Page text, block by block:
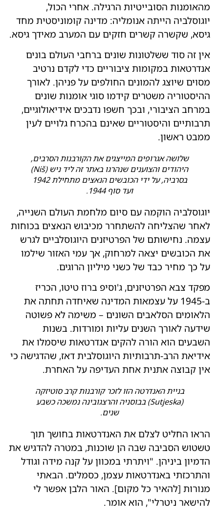
מהאומנות הסובייטיות הרגילה. אחרי הכול,
יוגוסלביה הייתה אנומליה: מדינה קומוניסטית מחד
גיסא, שקשרה קשרים חזקים עם המערב מאידך גיסא.
אין זה סוד ששלטונות שונים ברחבי העולם בונים
אנדרטאות במקומות ציבוריים כדי לקדם נרטיב
מסוים שיוצג להמונים החולפים על פניהן. לאורך
ההיסטוריה משטרים קידמו סוגי אומנות שונים
במרחב הציבורי, ובכך חשפו נדבכים אידיאולוגיים,
תרבותיים והיסטוריים שאינם בהכרח גלויים לעין
ממבט ראשון.
שלושה אגרופים המייצגים את הקורבנות הסרבים,
היהודים והצוענים שנהרגו באתר זה ליד ניש (Niš)
בסרביה, על ידי הכובשים הנאצים מתחילת 1942
ועד סוף 1944.
יוגוסלביה הוקמה עם סיום מלחמת העולם השנייה,
לאחר שהצליחה להשתחרר מכיבוש הנאצים בכוחות
עצמה. נחישותם של הפרטיזנים היוגוסלביים לגרש
את הכובשים יצאה למרחוק, אך עמי האזור שילמו
על כך מחיר כבד של כשני מיליון הרוגים.
מפקד צבא הפרטיזנים, ג'וסיפ ברוז טיטו, הכריז
ב-1945 על עצמאות המדינה שאיחדה תחתה את
הלאומים הסלאבים השונים – משימה לא פשוטה
שידעה לאורך השנים עליות ומורדות. בשנות
השבעים הוא הורה להקים אנדרטאות שיסמלו את
אידיאת הרב-תרבותיות היוגוסלבית דאז, שהדגישה כי
אין קבוצה אתנית אחת העדיפה על האחרת.
בניית האנדרטה הזו לזכר קורבנות קרב סוטיזקה
(Sutjeska) בבוסניה והרצגובינה נמשכה כשבע
שנים.
הראו החליט לצלם את האנדרטאות בחושך תוך
טשטוש הסביבה שבה הן שוכנות, במטרה להדגיש את
הדמיון ביניהן. "ויתרתי במכוון על קנה מידה וגודל
והתרכזתי באנדרטאות עצמן, כסמלים. הבאתי
מנורות [להאיר כל מקום]. האור הלבן אפשר לי
להישאר ניטרלי", הוא אומר.